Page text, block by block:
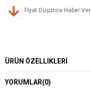
Fiyat Düşünce Haber Ver
ÜRÜN ÖZELLIKLERI
YORUMLAR(0)